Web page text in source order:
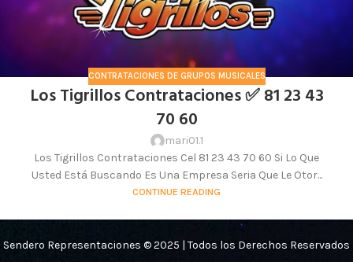
CONTRATACIONES DE GRUPOS MUSICALES
Los Tigrillos Contrataciones ✅ 81 23 43
70 60
mari01.1
Los Tigrillos Contrataciones Cel 81 23 43 70 60 Si Lo Que
Usted Está Buscando Es Una Empresa Seria Que Le Otor...
CONTINUE READING
Sendero Representaciones © 2025 | Todos los Derechos Reservados